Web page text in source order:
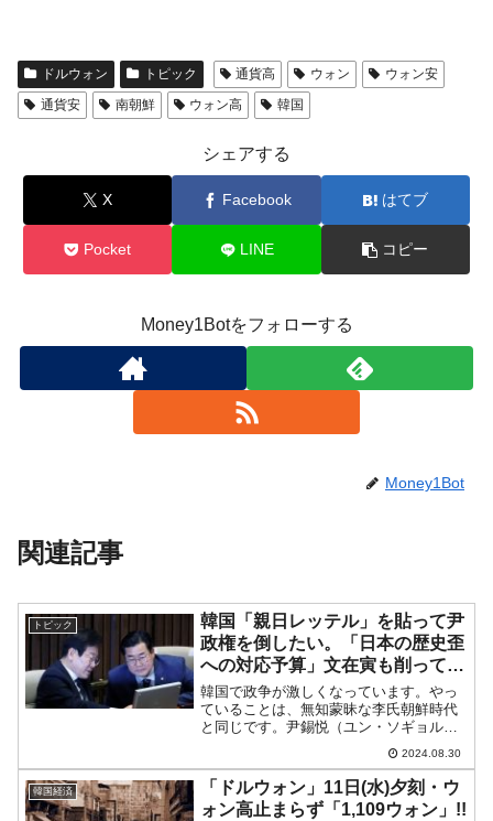
ドルウォン トピック 通貨高 ウォン
ウォン安
通貨安
南朝鮮 ウォン高 韓国
シェアする
X Facebook はてブ
Pocket LINE コピー
Money1Botをフォローする
Money1Bot
関連記事
トピック
韓国「親日レッテル」を貼って尹
政権を倒したい。「日本の歴史歪
への対応予算」文在寅も削ってい
た
韓国で政争が激しくなっています。やっ
ていることは、無知蒙昧な李氏朝鮮時代
と同じです。尹錫悦（ユン・ソギョル）
政権は保守より政策を淡々と進してお
り、その点では立派です。残念ながら、
先の第22代国会議員選挙で左派・進歩系
の野党『共に民主党』が過...
2024.08.30
韓国経済
「ドルウォン」11日(水)夕刻・ウ
ォン高止まらず「1,109ウォン」!!